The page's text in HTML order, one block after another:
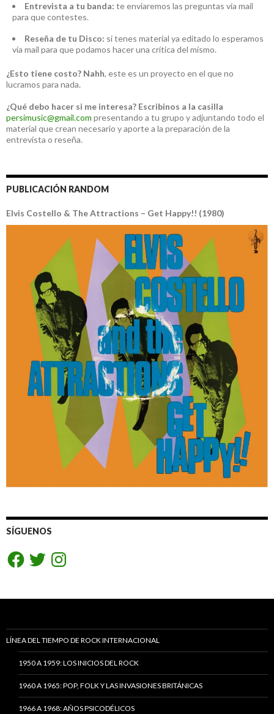
Entrevista a tu banda: te enviaremos las preguntas vía mail
para que contestes.
Reseña de tu Disco: si tenes material ya editado lo esperamos
vía mail para que podamos hacer una crítica del mismo.
¿Esto tiene costo? Nahh, este es un proyecto en el que no
lucramos para nada.
¿Qué debo hacer si me interesa? Escribinos a la casilla
persimusic@gmail.com presentando a tu grupo y adjuntando todo el
material que crean necesario y aporte a la preparación de la
entrevista o reseña.
PUBLICACIÓN RANDOM
Elvis Costello & The Attractions – Get Happy!! (1980)
SÍGUENOS
FacebookTwitterInstagram
LÍNEA DEL TIEMPO DE ROCK INTERNACIONAL
1950 A 1959: LOS INICIOS DEL ROCK
1960 A 1965: POP, FOLK Y LAS INVASIONES BRITÁNICAS
1966 A 1968: AÑOS PSICODÉLICOS